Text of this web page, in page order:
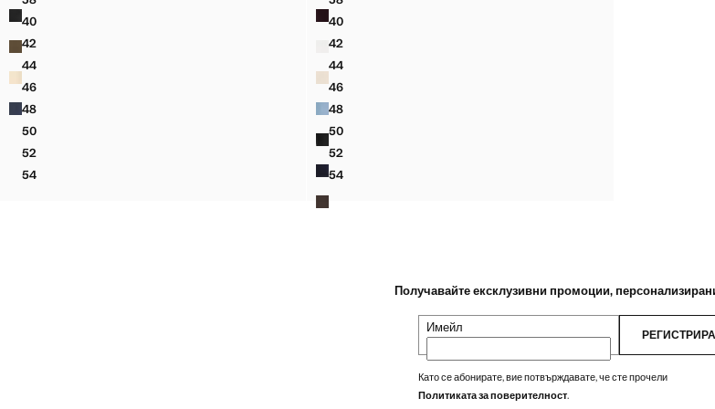
ДЪНКИ С ШИРОК КРАЧОЛ И ВИСОКА ТАЛИЯ
40ДЪНКИ С ШИРОК КРАЧОЛ И ВИСОКА ТАЛИЯ
42ДЪНКИ С ШИРОК КРАЧОЛ И ВИСОКА ТАЛИЯ
44ДЪНКИ С ШИРОК КРАЧОЛ И ВИСОКА ТАЛИЯ
46ДЪНКИ С ШИРОК КРАЧОЛ И ВИСОКА ТАЛИЯ
48ДЪНКИ С ШИРОК КРАЧОЛ И ВИСОКА ТАЛИЯ
50ДЪНКИ С ШИРОК КРАЧОЛ И ВИСОКА ТАЛИЯ
52ДЪНКИ С ШИРОК КРАЧОЛ И ВИСОКА ТАЛИЯ
54ДЪНКИ С ШИРОК КРАЧОЛ И ВИСОКА ТАЛИЯ
РАЗКРОЕНИ И СКЪСЕНИ ДЪНКИ SIENNA
40РАЗКРОЕНИ И СКЪСЕНИ ДЪНКИ SIENNA
42РАЗКРОЕНИ И СКЪСЕНИ ДЪНКИ SIENNA
44РАЗКРОЕНИ И СКЪСЕНИ ДЪНКИ SIENNA
46РАЗКРОЕНИ И СКЪСЕНИ ДЪНКИ SIENNA
48РАЗКРОЕНИ И СКЪСЕНИ ДЪНКИ SIENNA
50РАЗКРОЕНИ И СКЪСЕНИ ДЪНКИ SIENNA
52РАЗКРОЕНИ И СКЪСЕНИ ДЪНКИ SIENNA
54РАЗКРОЕНИ И СКЪСЕНИ ДЪНКИ SIENNA
Получавайте ексклузивни промоции,
Имейл
Като се абонирате, вие потвърждавате, че сте прочели
Политиката за поверителност.